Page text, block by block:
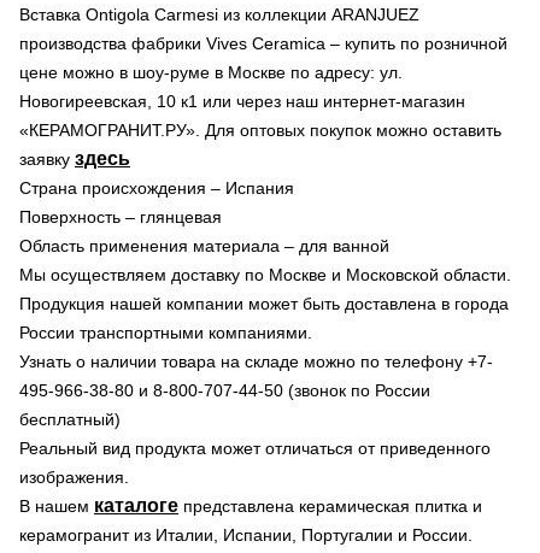
Вставка Ontigola Carmesi из коллекции ARANJUEZ
производства фабрики Vives Ceramica – купить по розничной
цене можно в шоу-руме в Москве по адресу: ул.
Новогиреевская, 10 к1 или через наш интернет-магазин
«КЕРАМОГРАНИТ.РУ». Для оптовых покупок можно оставить
заявку здесь
Страна происхождения – Испания
Поверхность – глянцевая
Область применения материала – для ванной
Мы осуществляем доставку по Москве и Московской области.
Продукция нашей компании может быть доставлена в города
России транспортными компаниями.
Узнать о наличии товара на складе можно по телефону +7-
495-966-38-80 и 8-800-707-44-50 (звонок по России
бесплатный)
Реальный вид продукта может отличаться от приведенного
изображения.
В нашем каталоге представлена керамическая плитка и
керамогранит из Италии, Испании, Португалии и России.